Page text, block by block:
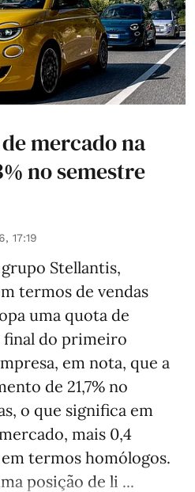
mercado na
no semestre
17:19
Stellantis,
termos de vendas
uma quota de
final do primeiro
em nota, que a
de 21,7% no
o que significa em
mais 0,4
termos homólogos.
posição de li ...